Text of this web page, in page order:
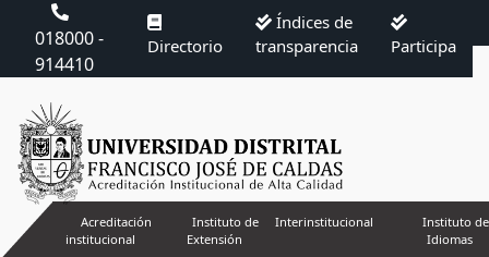
018000 -
914410
Directorio
Índices de
transparencia
Participa
Acreditación
institucional
Instituto de
Extensión
Interinstitucional
Instituto de
Idiomas